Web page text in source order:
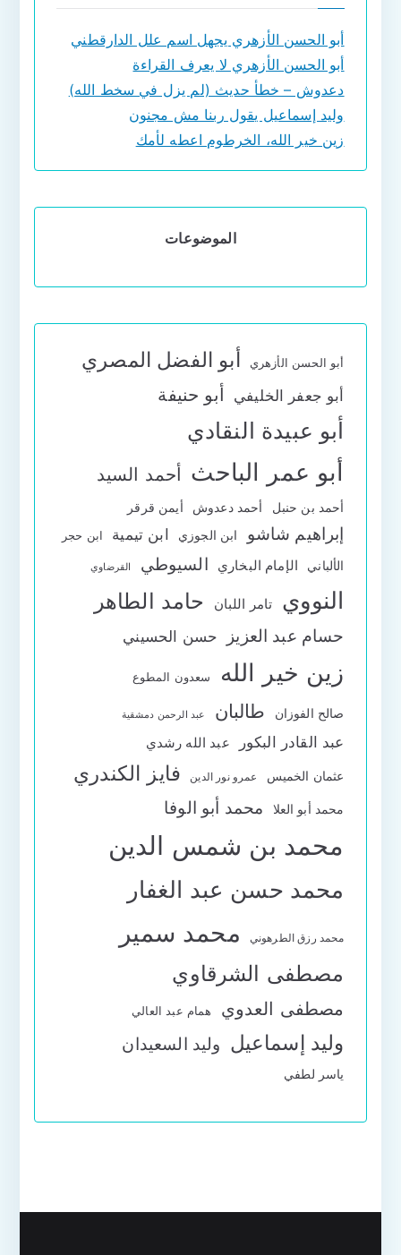
أبو الحسن الأزهري يجهل اسم علل الدارقطني
أبو الحسن الأزهري لا يعرف القراءة
دعدوش – خطأ حديث (لم يزل في سخط الله)
وليد إسماعيل يقول ربنا مش مجنون
زين خير الله، الخرطوم اعطه لأمك
الموضوعات
أبو الحسن الأزهري أبو الفضل المصري
أبو جعفر الخليفي أبو حنيفة
أبو عبيدة النقادي
أبو عمر الباحث أحمد السيد
أحمد بن حنبل أحمد دعدوش أيمن قرقر
إبراهيم شاشو ابن الجوزي ابن تيمية ابن حجر
الألباني الإمام البخاري السيوطي القرضاوي
النووي تامر اللبان حامد الطاهر
حسام عبد العزيز حسن الحسيني
زين خير الله سعدون المطوع
صالح الفوزان طالبان عبد الرحمن دمشقية
عبد القادر البكور عبد الله رشدي
عثمان الخميس عمرو نور الدين فايز الكندري
محمد أبو العلا محمد أبو الوفا
محمد بن شمس الدين
محمد حسن عبد الغفار
محمد رزق الطرهوني محمد سمير
مصطفى الشرقاوي
مصطفى العدوي همام عبد العالي
وليد إسماعيل وليد السعيدان
ياسر لطفي